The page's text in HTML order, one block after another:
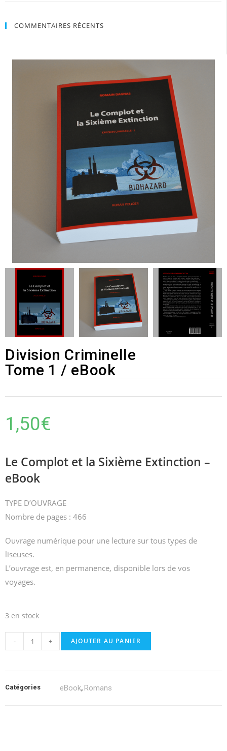
COMMENTAIRES RÉCENTS
Division Criminelle
Tome 1 / eBook
1,50€
Le Complot et la Sixième Extinction –
eBook
TYPE D’OUVRAGE
Nombre de pages : 466
Ouvrage numérique pour une lecture sur tous types de
liseuses.
L’ouvrage est, en permanence, disponible lors de vos
voyages.
3 en stock
- + AJOUTER AU PANIER
Catégories eBook, Romans